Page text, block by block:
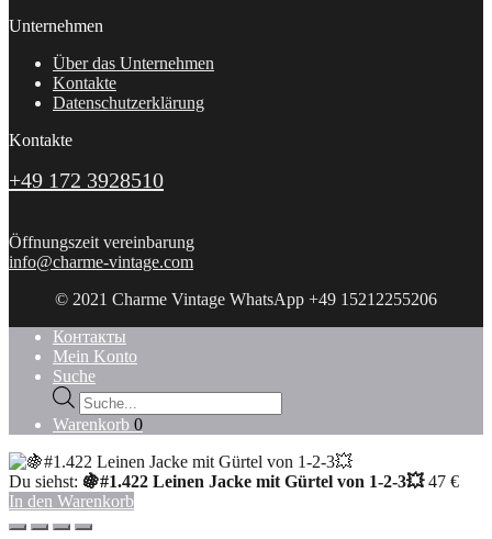
Unternehmen
Über das Unternehmen
Kontakte
Datenschutzerklärung
Kontakte
+49 172 3928510
Öffnungszeit vereinbarung
info@charme-vintage.com
© 2021 Charme Vintage WhatsApp +49 15212255206
Контакты
Mein Konto
Suche
Products
search
Warenkorb 0
Du siehst: 🍇#1.422 Leinen Jacke mit Gürtel von 1-2-3💥 47 €
In den Warenkorb